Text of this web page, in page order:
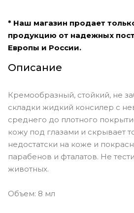
* Наш магазин продает
продукцию от надежных
Европы и России.
Описание
Кремообразный, стойкий, не
складки жидкий консилер с
среднего до плотного
кожу под глазами и скрывает
недостатски на коже и
парабенов и фталатов. Не
животных.
Объем: 8 мл